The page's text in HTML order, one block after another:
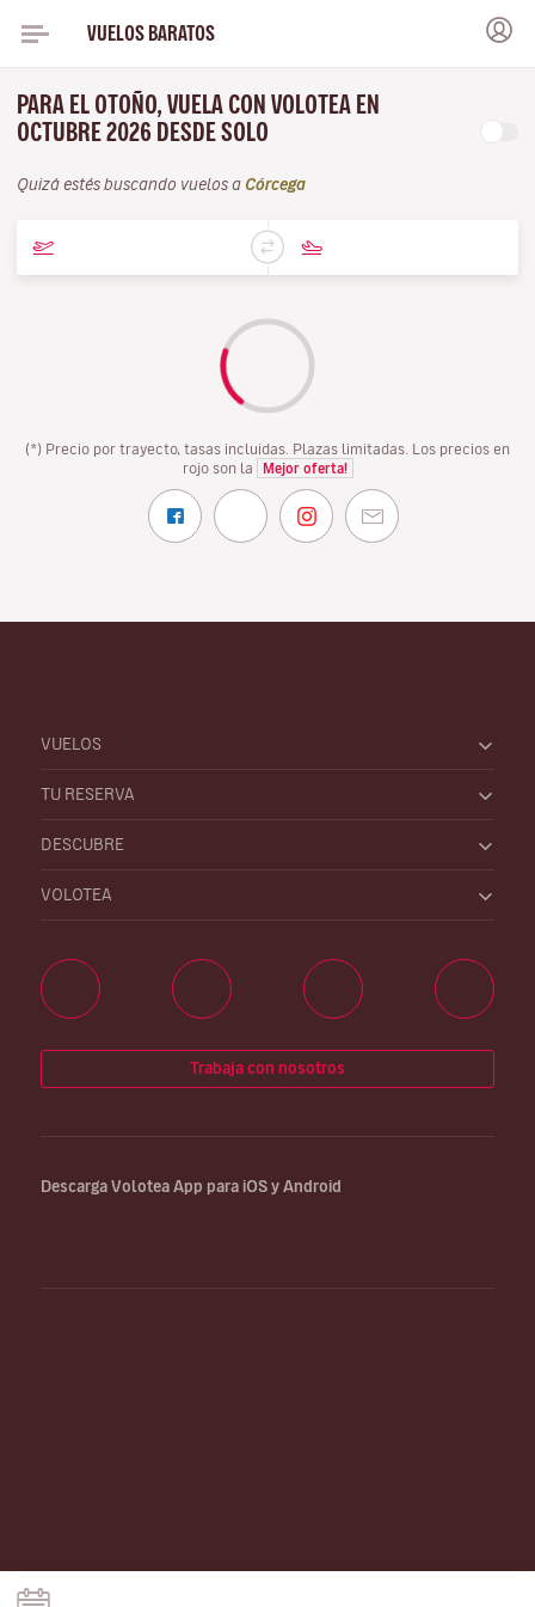
VUELOS BARATOS
PARA EL OTOÑO, VUELA CON VOLOTEA EN
OCTUBRE 2026 DESDE SOLO
Quizá estés buscando vuelos a Córcega
(*) Precio por trayecto, tasas incluidas. Plazas limitadas. Los precios en
rojo son la
Mejor oferta!
VUELOS
TU RESERVA
DESCUBRE
VOLOTEA
Trabaja con nosotros
Descarga Volotea App para iOS y Android